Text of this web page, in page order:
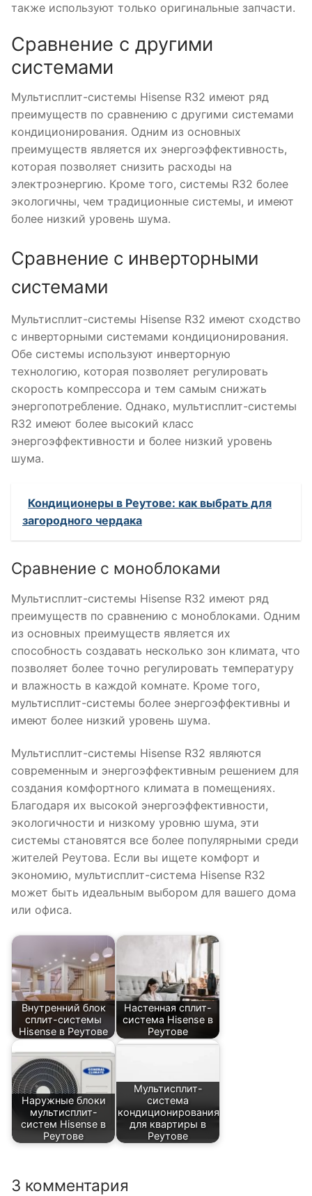
также используют только оригинальные запчасти.
Сравнение с другими
системами
Мультисплит-системы Hisense R32 имеют ряд
преимуществ по сравнению с другими системами
кондиционирования. Одним из основных
преимуществ является их энергоэффективность,
которая позволяет снизить расходы на
электроэнергию. Кроме того, системы R32 более
экологичны, чем традиционные системы, и имеют
более низкий уровень шума.
Сравнение с инверторными
системами
Мультисплит-системы Hisense R32 имеют сходство
с инверторными системами кондиционирования.
Обе системы используют инверторную
технологию, которая позволяет регулировать
скорость компрессора и тем самым снижать
энергопотребление. Однако, мультисплит-системы
R32 имеют более высокий класс
энергоэффективности и более низкий уровень
шума.
Кондиционеры в Реутове: как выбрать для
загородного чердака
Сравнение с моноблоками
Мультисплит-системы Hisense R32 имеют ряд
преимуществ по сравнению с моноблоками. Одним
из основных преимуществ является их
способность создавать несколько зон климата, что
позволяет более точно регулировать температуру
и влажность в каждой комнате. Кроме того,
мультисплит-системы более энергоэффективны и
имеют более низкий уровень шума.
Мультисплит-системы Hisense R32 являются
современным и энергоэффективным решением для
создания комфортного климата в помещениях.
Благодаря их высокой энергоэффективности,
экологичности и низкому уровню шума, эти
системы становятся все более популярными среди
жителей Реутова. Если вы ищете комфорт и
экономию, мультисплит-система Hisense R32
может быть идеальным выбором для вашего дома
или офиса.
Внутренний блок
сплит-системы
Hisense в Реутове
Настенная сплит-
система Hisense в
Реутове
Наружные блоки
мультисплит-
систем Hisense в
Реутове
Мультисплит-
система
кондиционирования
для квартиры в
Реутове
3 комментария